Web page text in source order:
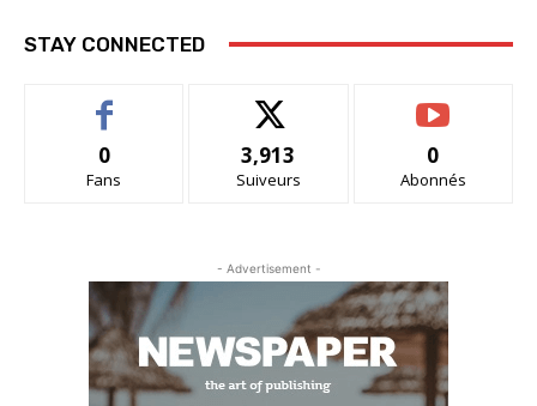
STAY CONNECTED
0
Fans
3,913
Suiveurs
0
Abonnés
- Advertisement -